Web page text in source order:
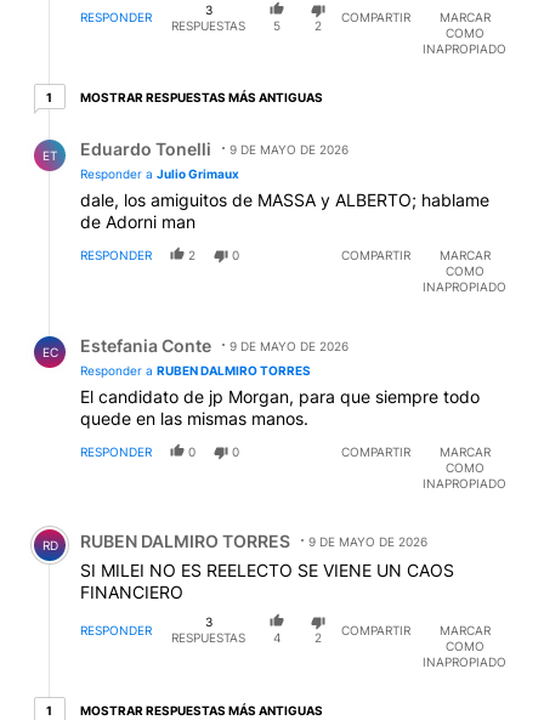
RESPONDER
3
RESPUESTAS
5 2
COMPARTIR
MARCAR
COMO
INAPROPIADO
11 respuesta más antiguas
MOSTRAR RESPUESTAS MÁS ANTIGUAS
ET Eduardo Tonelli
9 DE MAYO DE 2026
Responder a Julio Grimaux
dale, los amiguitos de MASSA y ALBERTO; hablame
de Adorni man
RESPONDER 2 0 COMPARTIR
MARCAR
COMO
INAPROPIADO
EC Estefania Conte
9 DE MAYO DE 2026
Responder a RUBEN DALMIRO TORRES
El candidato de jp Morgan, para que siempre todo
quede en las mismas manos.
RESPONDER 0 0 COMPARTIR
MARCAR
COMO
INAPROPIADO
Comentario de RUBEN DALMIRO TORRES.
RD RUBEN DALMIRO TORRES 9 DE MAYO DE 2026
SI MILEI NO ES REELECTO SE VIENE UN CAOS
FINANCIERO
RESPONDER
3
RESPUESTAS
4 2
COMPARTIR
MARCAR
COMO
INAPROPIADO
11 respuesta más antiguas
MOSTRAR RESPUESTAS MÁS ANTIGUAS